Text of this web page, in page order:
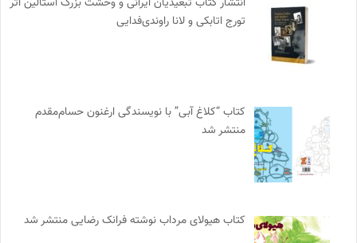
تورج اتابکی و لانا راوندی‌فدایی
کتاب “کلاغ آبی” با نویسندگی ارغنون حسام‌مقدم
منتشر شد
کتاب هیولای مرداب نوشته فرانک رضایی منتشر شد